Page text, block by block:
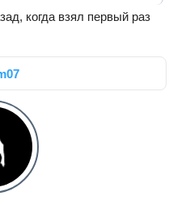
когда взял первый раз